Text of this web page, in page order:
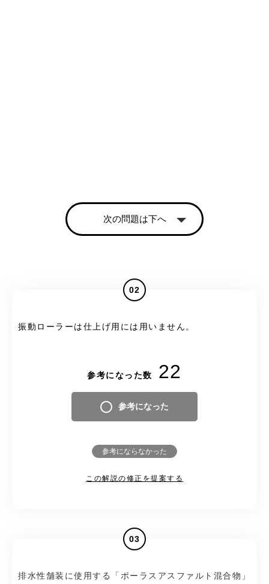
次の問題は下へ
02
振動ローラーは仕上げ用には用いません。
参考になった数 22
参考になった
参考にならなかった
この解説の修正を提案する
03
排水性舗装に使用する「ポーラスアスファルト混合物」